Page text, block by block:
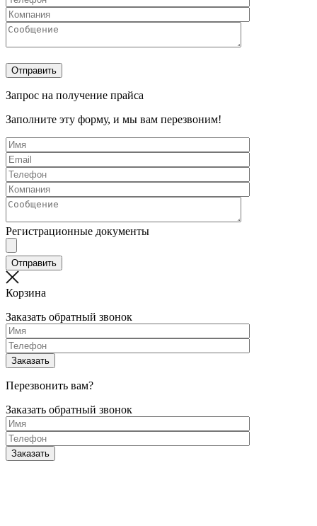
Запрос на получение прайса
Заполните эту форму, и мы вам перезвоним!
Регистрационные документы
Корзина
Заказать обратный звонок
Перезвонить вам?
Заказать обратный звонок